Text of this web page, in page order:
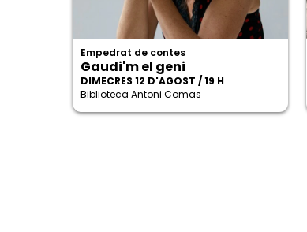
Empedrat de contes
Gaudi'm el geni
DIMECRES 12 D'AGOST / 19 H
Biblioteca Antoni Comas